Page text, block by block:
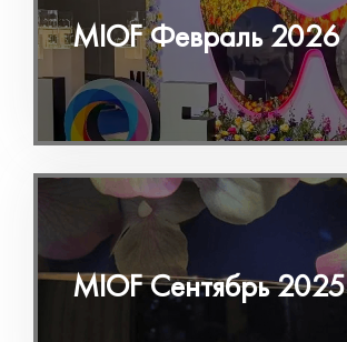
MIOF Февраль 2026
MIOF Сентябрь 2025